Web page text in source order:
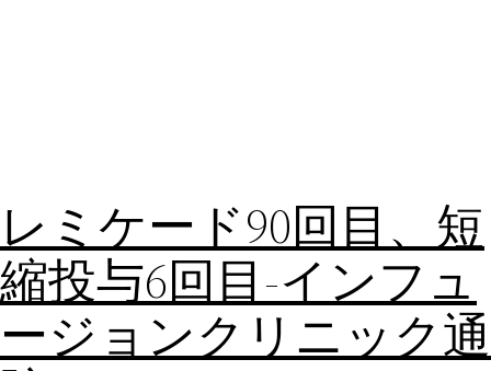
レミケード90回目、短
縮投与6回目-インフュ
ージョンクリニック通